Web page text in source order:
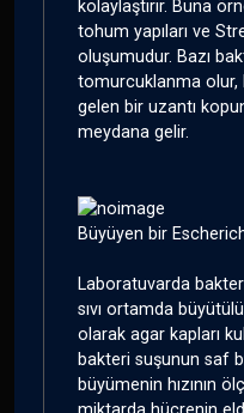
kolaylaştırır. Buna
tohum yapıları ve
oluşumudur. Bazı
tomurcuklanma olur,
gelen bir uzantı
meydana gelir.
Büyüyen bir
Laboratuvarda
sıvı ortamda
olarak agar kapları
bakteri suşunun saf
büyümenin hızının